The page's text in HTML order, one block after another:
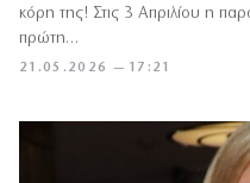
21.05.2026 — 17:21
κόρη της! Στις 3 Απριλίου η
πρώτη…